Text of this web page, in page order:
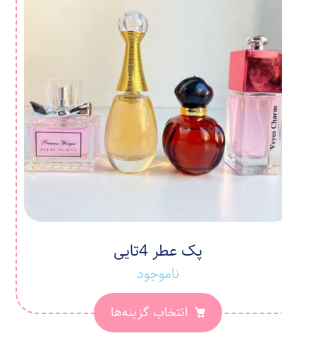
پک عطر 4تایی
ناموجود
انتخاب گزینه‌ها